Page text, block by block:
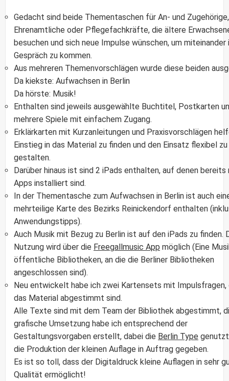
Gedacht sind beide Thementaschen für An- und Zugehörige,
Ehrenamtliche oder Pflegefachkräfte, die ältere
besuchen und sich neue Impulse wünschen, um miteinander
Gespräch zu kommen.
Aus mehreren Themenvorschlägen wurde diese beiden
Da kiekste: Aufwachsen in Berlin
Da hörste: Musik!
Enthalten sind jeweils ausgewählte Buchtitel, Postkarten
mehrere Spiele mit einfachem Zugang.
Erklärkarten mit Kurzanleitungen und Praxisvorschlägen
Einstieg in das Material zu finden und den Einsatz flexibel zu
gestalten.
Darüber hinaus ist sind 2 iPads enthalten, auf denen bereits
Apps installiert sind.
In der Thementasche zum Aufwachsen in Berlin ist auch
mehrteilige Karte des Bezirks Reinickendorf enthalten
Anwendungstipps).
Auch Musik mit Bezug zu Berlin ist auf den iPads zu finden.
Nutzung wird über die Freegallmusic App möglich (Eine
öffentliche Bibliotheken, an die die Berliner Bibliotheken
angeschlossen sind).
Neu entwickelt habe ich zwei Kartensets mit Impulsfragen,
das Material abgestimmt sind.
Alle Texte sind mit dem Team der Bibliothek abgestimmt,
grafische Umsetzung habe ich entsprechend der
Gestaltungsvorgaben erstellt, dabei die Berlin Type genutzt
die Produktion der kleinen Auflage in Auftrag gegeben.
Es ist so toll, dass der Digitaldruck kleine Auflagen in sehr
Qualität ermöglicht!